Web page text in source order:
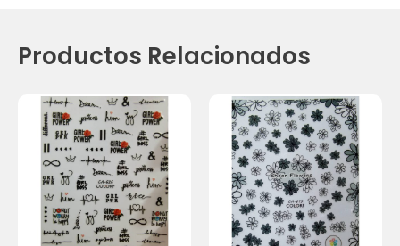
Productos Relacionados